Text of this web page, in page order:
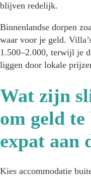
blijven redelijk.
Binnenlandse dorpen
waar voor je geld.
1.500–2.000, terwijl je
liggen door lokale
Wat zijn
om geld te
expat aan
Kies accommodatie